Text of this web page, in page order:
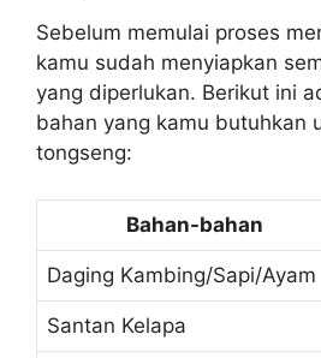
Sebelum memulai proses
kamu sudah menyiapkan
yang diperlukan. Berikut ini
bahan yang kamu butuhkan
tongseng:
Bahan-bahan
Daging Kambing/Sapi/Ayam
Santan Kelapa